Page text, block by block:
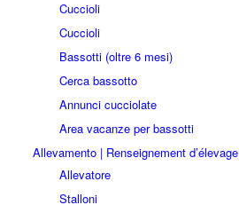
Cuccioli
Cuccioli
Bassotti (oltre 6 mesi)
Cerca bassotto
Annunci cucciolate
Area vacanze per bassotti
Allevamento | Renseignement d’élevage
Allevatore
Stalloni